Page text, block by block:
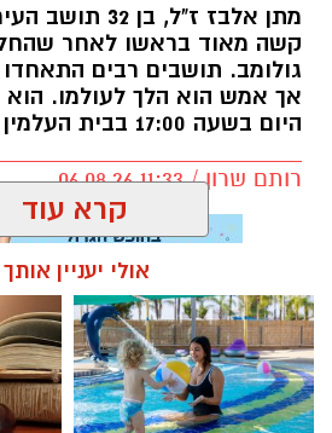
מתן אלבז ז"ל, בן
קשה מאוד בראשו לאחר
גולומב. תושבים רבים
אך אמש הוא הלך לעולמו. הוא
היום בשעה 17:00 בבית העלמין באופקים.
רותם שרון / 11:33 06.08.26
תגים:מתן אלבז ז"ל
קרא עוד
אולי יעניין